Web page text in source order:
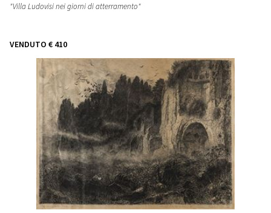
"Villa Ludovisi nei giorni di atterramento"
VENDUTO € 410